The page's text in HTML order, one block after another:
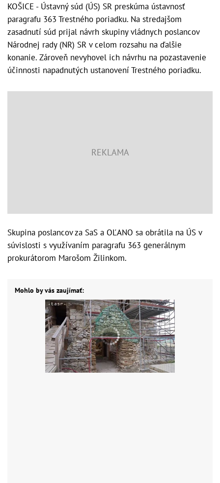
KOŠICE - Ústavný súd (ÚS) SR preskúma ústavnosť
paragrafu 363 Trestného poriadku. Na stredajšom
zasadnutí súd prijal návrh skupiny vládnych poslancov
Národnej rady (NR) SR v celom rozsahu na ďalšie
konanie. Zároveň nevyhovel ich návrhu na pozastavenie
účinnosti napadnutých ustanovení Trestného poriadku.
Skupina poslancov za SaS a OĽANO sa obrátila na ÚS v
súvislosti s využívaním paragrafu 363 generálnym
prokurátorom Marošom Žilinkom.
Mohlo by vás zaujímať: